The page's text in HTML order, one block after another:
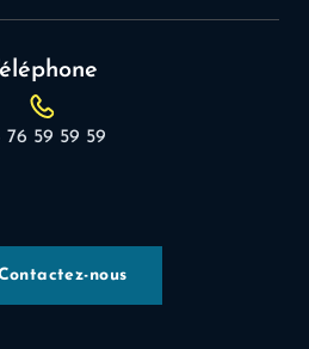
76 59 59 59
nous